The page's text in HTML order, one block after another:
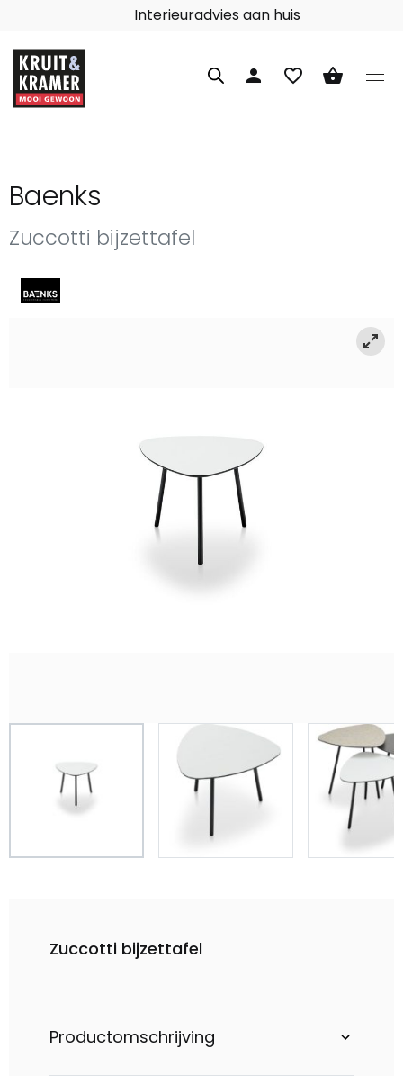
Interieuradvies aan huis
person favorite_border shopping_basket
Baenks
Zuccotti bijzettafel
Zuccotti bijzettafel
Productomschrijving